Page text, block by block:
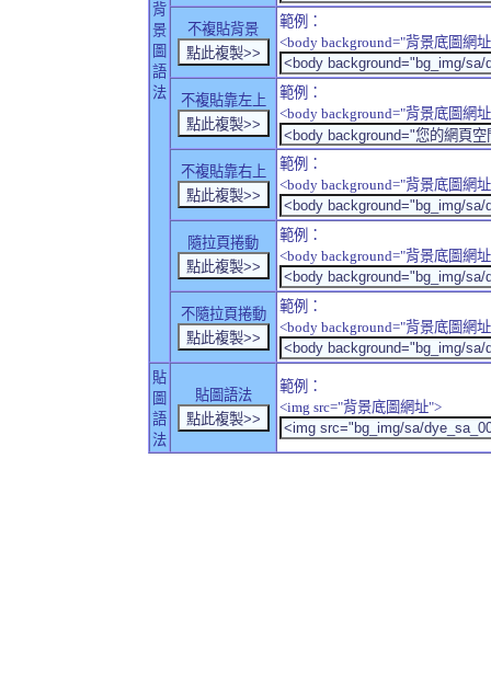
背
景
圖
語
法
不複貼背景
範例：
<body background="背景底圖網
不複貼靠左上
範例：
<body background="背景底圖網
不複貼靠右上
範例：
<body background="背景底圖網
隨拉頁捲動
範例：
<body background="背景底圖網
不隨拉頁捲動
範例：
<body background="背景底圖網
貼
圖
語
法
貼圖語法
範例：
<img src="背景底圖網址">